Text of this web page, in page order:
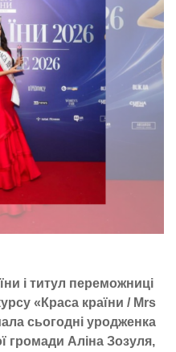
і титул переможниці
«Краса країни / Mrs
сьогодні уродженка
громади Аліна Зозуля,